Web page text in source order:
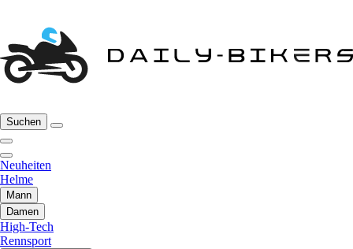
Suchen
Neuheiten
Helme
Mann
Damen
High-Tech
Rennsport